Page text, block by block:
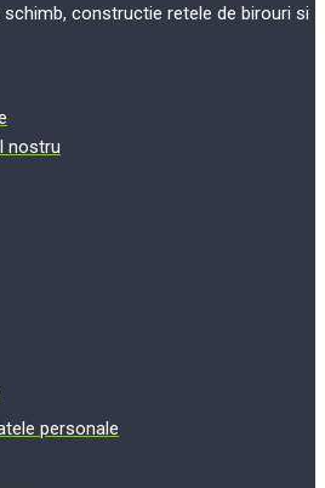
constructie retele de birouri si
nostru
personale